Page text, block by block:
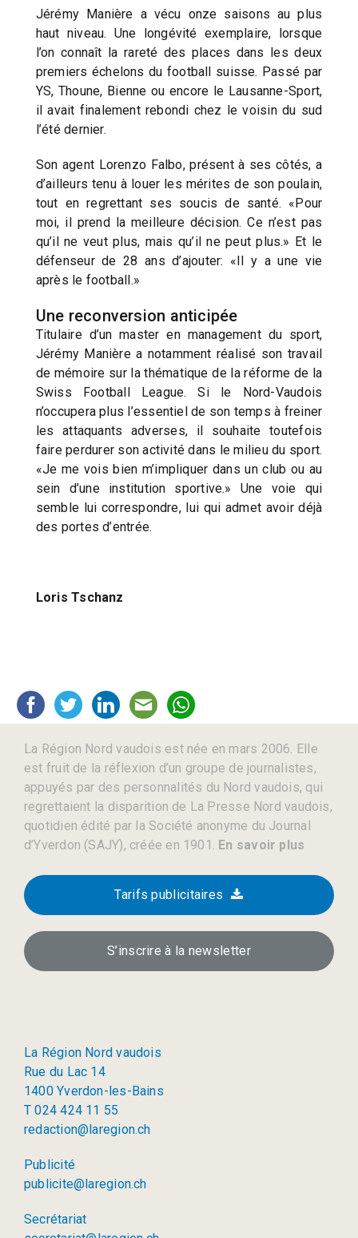
Jérémy Manière a vécu onze saisons au plus
haut niveau. Une longévité exemplaire, lorsque
l’on connaît la rareté des places dans les deux
premiers échelons du football suisse. Passé par
YS, Thoune, Bienne ou encore le Lausanne-Sport,
il avait finalement rebondi chez le voisin du sud
l’été dernier.
Son agent Lorenzo Falbo, présent à ses côtés, a
d’ailleurs tenu à louer les mérites de son poulain,
tout en regrettant ses soucis de santé. «Pour
moi, il prend la meilleure décision. Ce n’est pas
qu’il ne veut plus, mais qu’il ne peut plus.» Et le
défenseur de 28 ans d’ajouter: «Il y a une vie
après le football.»
Une reconversion anticipée
Titulaire d’un master en management du sport,
Jérémy Manière a notamment réalisé son travail
de mémoire sur la thématique de la réforme de la
Swiss Football League. Si le Nord-Vaudois
n’occupera plus l’essentiel de son temps à freiner
les attaquants adverses, il souhaite toutefois
faire perdurer son activité dans le milieu du sport.
«Je me vois bien m’impliquer dans un club ou au
sein d’une institution sportive.» Une voie qui
semble lui correspondre, lui qui admet avoir déjà
des portes d’entrée.
Loris Tschanz
La Région Nord vaudois est née en mars 2006. Elle
est fruit de la réflexion d’un groupe de journalistes,
appuyés par des personnalités du Nord vaudois, qui
regrettaient la disparition de La Presse Nord vaudois,
quotidien édité par la Société anonyme du Journal
d’Yverdon (SAJY), créée en 1901. En savoir plus
Tarifs publicitaires
S’inscrire à la newsletter
La Région Nord vaudois
Rue du Lac 14
1400 Yverdon-les-Bains
T 024 424 11 55
redaction@laregion.ch
Publicité
publicite@laregion.ch
Secrétariat